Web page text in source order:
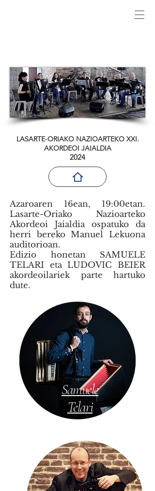
LASARTE-ORIAKO NAZIOARTEKO XXI.
AKORDEOI JAIALDIA
2024
Azaroaren 16ean, 19:00etan.
Lasarte-Oriako Nazioarteko
Akordeoi Jaialdia ospatuko da
herri bereko Manuel Lekuona
auditorioan.
Edizio honetan SAMUELE
TELARI eta LUDOVIC BEIER
akordeoilariek parte hartuko
dute.
Samuele
Telari